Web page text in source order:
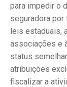
para impedir o
seguradora por
leis estaduais,
associações e
status
atribuições
fiscalizar a